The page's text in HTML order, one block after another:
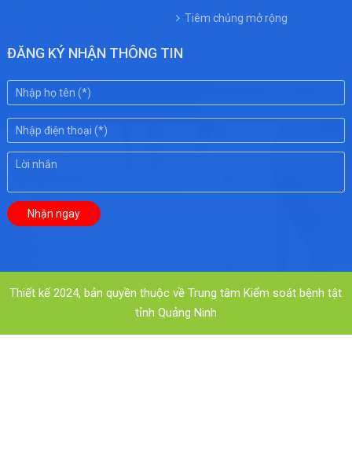
Tiêm chủng mở rộng
ĐĂNG KÝ NHẬN THÔNG TIN
Thiết kế 2024, bản quyền thuộc về Trung tâm Kiểm soát bệnh tật
tỉnh Quảng Ninh